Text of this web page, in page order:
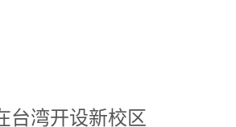
台湾开设新校区